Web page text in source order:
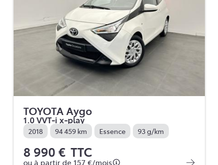
TOYOTA Aygo
1.0 VVT-i x-play
2018 94 459 km Essence 93 g/km
8 990 € TTC
ou à partir de 157 €/mois